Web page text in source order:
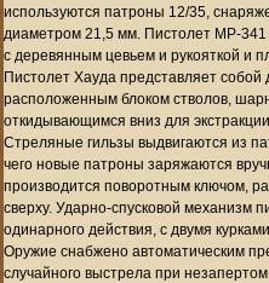
используются патроны 12/35,
диаметром 21,5 мм. Пистолет МР-341
с деревянным цевьем и рукояткой и
Пистолет Хауда представляет собой
расположенным блоком стволов,
откидывающимся вниз для
Стреляные гильзы выдвигаются из
чего новые патроны заряжаются
производится поворотным ключом,
сверху. Ударно-спусковой механизм
одинарного действия, с двумя
Оружие снабжено автоматическим
случайного выстрела при